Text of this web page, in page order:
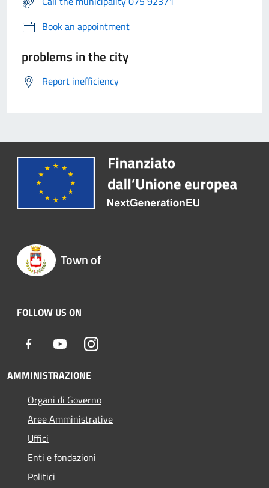
Book an appointment
problems in the city
Report inefficiency
Town of
FOLLOW US ON
Facebook YoutubeInstagram
AMMINISTRAZIONE
Organi di Governo
Aree Amministrative
Uffici
Enti e fondazioni
Politici